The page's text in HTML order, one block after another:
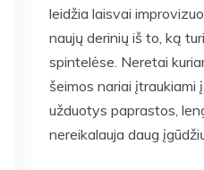
leidžia laisvai
naujų derinių iš to, ką
spintelėse. Neretai
šeimos nariai įtraukiami
užduotys paprastos,
nereikalauja daug